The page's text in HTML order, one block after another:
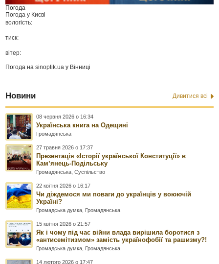
Погода
Погода у Києві
вологість:
тиск:
вітер:
Погода наsinoptik.ua у Вінниці
Новини Дивитися всі
08 червня 2026 о 16:34
Українська книга на Одещині
Громадянська
27 травня 2026 о 17:37
Презентація «Історії української Конституції» в
Камʼянець-Подільську
Громадянська ,Суспільство
22 квітня 2026 о 16:17
Чи діждемося ми поваги до українців у воюючій
Україні?
Громадська думка Громадянська
15 квітня 2026 о 21:57
Як і чому під час війни влада вирішила боротися з
«антисемітизмом» замість українофобії та рашизму?!
Громадська думка Громадянська
14 лютого 2026 о 17:47